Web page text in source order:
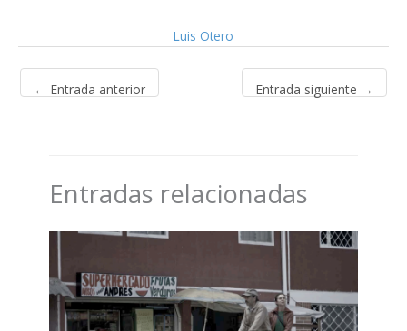
Luis Otero
← Entrada anterior Entrada siguiente →
Entradas relacionadas